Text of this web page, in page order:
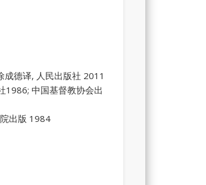
德译, 人民出版社 2011
中国基督教协会出
出版 1984